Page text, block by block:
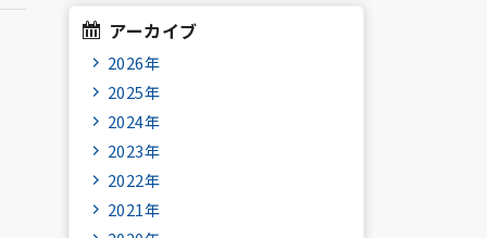
アーカイブ
2026年
2025年
2024年
2023年
2022年
2021年